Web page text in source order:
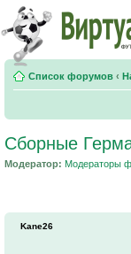
Список форумов ‹
Сборные
Модератор: Модераторы
Kane26